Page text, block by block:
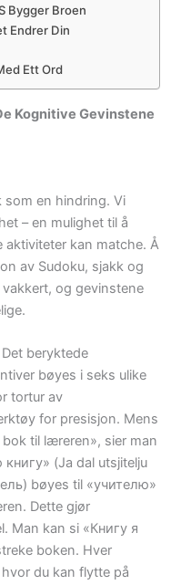
Bygger Broen
Endrer Din
Ett Ord
Kognitive Gevinstene
som en hindring. Vi
– en mulighet til å
aktiviteter kan matche. Å
av Sudoku, sjakk og
og gevinstene
Det beryktede
bøyes i seks ulike
tortur av
for presisjon. Mens
til læreren», sier man
(Ja dal utsjitelju
bøyes til «учителю»
Dette gjør
Man kan si «Книгу я
boken. Hver
du kan flytte på